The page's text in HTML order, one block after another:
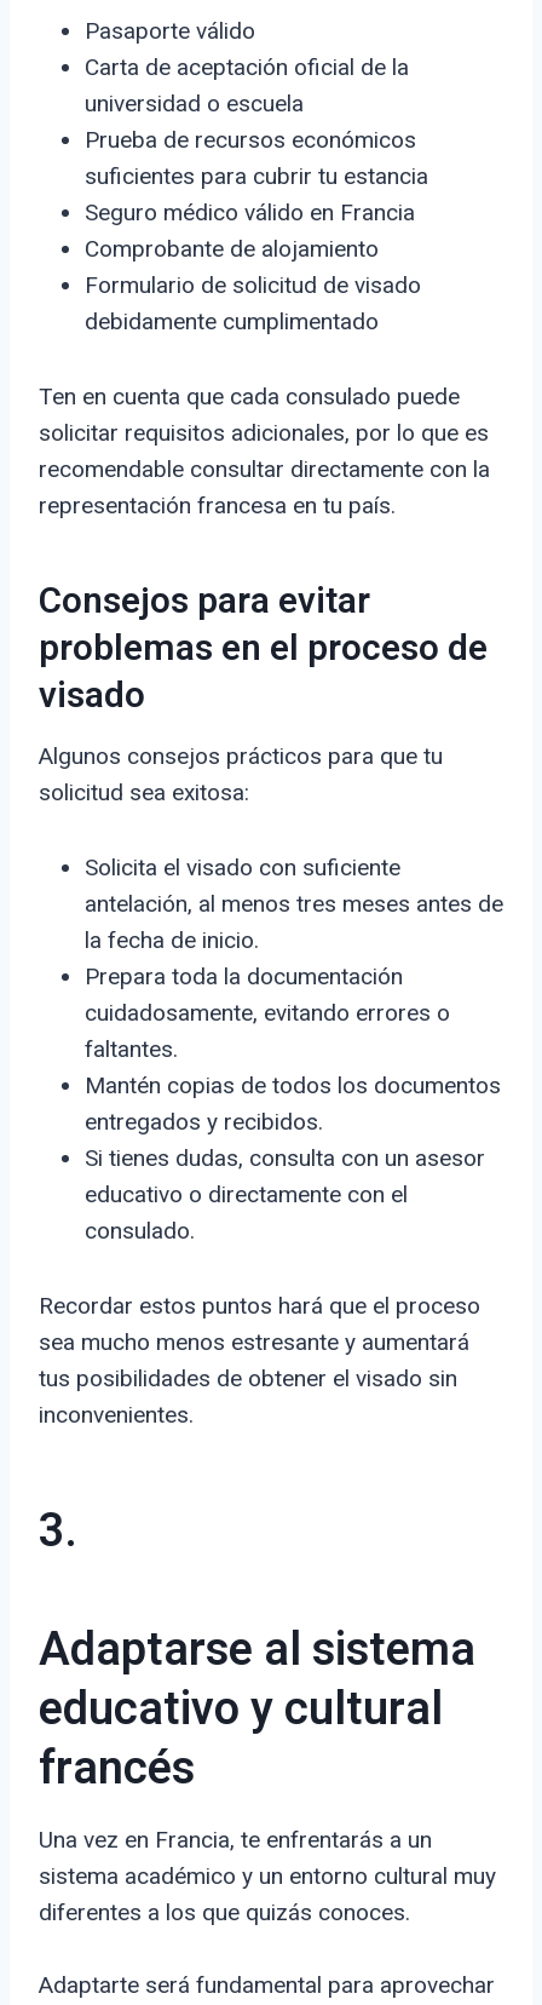
Pasaporte válido
Carta de aceptación oficial de la
universidad o escuela
Prueba de recursos económicos
suficientes para cubrir tu estancia
Seguro médico válido en Francia
Comprobante de alojamiento
Formulario de solicitud de visado
debidamente cumplimentado
Ten en cuenta que cada consulado puede
solicitar requisitos adicionales, por lo que es
recomendable consultar directamente con la
representación francesa en tu país.
Consejos para evitar
problemas en el proceso de
visado
Algunos consejos prácticos para que tu
solicitud sea exitosa:
Solicita el visado con suficiente
antelación, al menos tres meses antes de
la fecha de inicio.
Prepara toda la documentación
cuidadosamente, evitando errores o
faltantes.
Mantén copias de todos los documentos
entregados y recibidos.
Si tienes dudas, consulta con un asesor
educativo o directamente con el
consulado.
Recordar estos puntos hará que el proceso
sea mucho menos estresante y aumentará
tus posibilidades de obtener el visado sin
inconvenientes.
3.
Adaptarse al sistema
educativo y cultural
francés
Una vez en Francia, te enfrentarás a un
sistema académico y un entorno cultural muy
diferentes a los que quizás conoces.
Adaptarte será fundamental para aprovechar